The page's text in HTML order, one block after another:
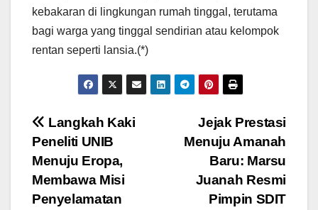
kebakaran di lingkungan rumah tinggal, terutama
bagi warga yang tinggal sendirian atau kelompok
rentan seperti lansia.(*)
Navigasi
pos
Jejak Prestasi
Menuju Amanah
Baru: Marsu
Juanah Resmi
Pimpin SDIT
Langkah Kaki
Peneliti UNIB
Menuju Eropa,
Membawa Misi
Penyelamatan